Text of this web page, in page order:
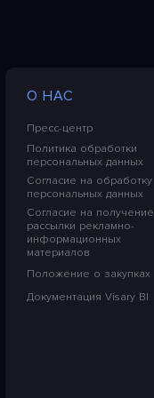
О НАС
Пресс-центр
Политика обработки
персональных данных
Согласие на обработку
персональных данных
Согласие на получение
рассылки рекламно-
информационных
материалов
Положение о закупках
Документация Visary BI